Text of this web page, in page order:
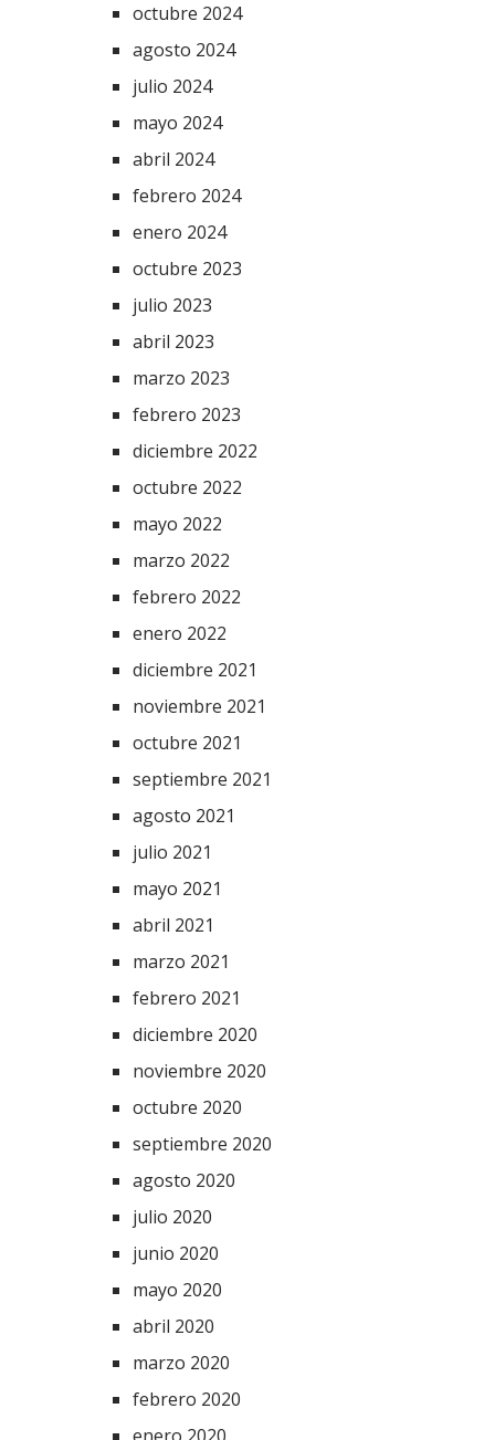
octubre 2024
agosto 2024
julio 2024
mayo 2024
abril 2024
febrero 2024
enero 2024
octubre 2023
julio 2023
abril 2023
marzo 2023
febrero 2023
diciembre 2022
octubre 2022
mayo 2022
marzo 2022
febrero 2022
enero 2022
diciembre 2021
noviembre 2021
octubre 2021
septiembre 2021
agosto 2021
julio 2021
mayo 2021
abril 2021
marzo 2021
febrero 2021
diciembre 2020
noviembre 2020
octubre 2020
septiembre 2020
agosto 2020
julio 2020
junio 2020
mayo 2020
abril 2020
marzo 2020
febrero 2020